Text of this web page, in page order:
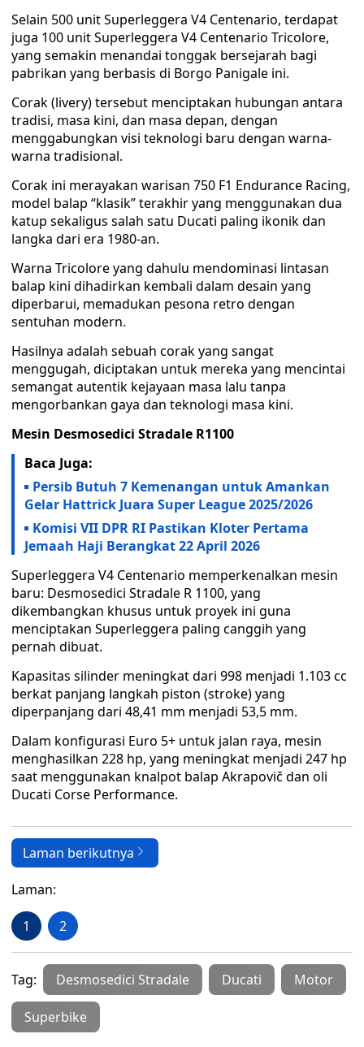
Selain 500 unit Superleggera V4 Centenario, terdapat
juga 100 unit Superleggera V4 Centenario Tricolore,
yang semakin menandai tonggak bersejarah bagi
pabrikan yang berbasis di Borgo Panigale ini.
Corak (livery) tersebut menciptakan hubungan antara
tradisi, masa kini, dan masa depan, dengan
menggabungkan visi teknologi baru dengan warna-
warna tradisional.
Corak ini merayakan warisan 750 F1 Endurance Racing,
model balap “klasik” terakhir yang menggunakan dua
katup sekaligus salah satu Ducati paling ikonik dan
langka dari era 1980-an.
Warna Tricolore yang dahulu mendominasi lintasan
balap kini dihadirkan kembali dalam desain yang
diperbarui, memadukan pesona retro dengan
sentuhan modern.
Hasilnya adalah sebuah corak yang sangat
menggugah, diciptakan untuk mereka yang mencintai
semangat autentik kejayaan masa lalu tanpa
mengorbankan gaya dan teknologi masa kini.
Mesin Desmosedici Stradale R1100
Baca Juga:
Persib Butuh 7 Kemenangan untuk Amankan
Gelar Hattrick Juara Super League 2025/2026
Komisi VII DPR RI Pastikan Kloter Pertama
Jemaah Haji Berangkat 22 April 2026
Superleggera V4 Centenario memperkenalkan mesin
baru: Desmosedici Stradale R 1100, yang
dikembangkan khusus untuk proyek ini guna
menciptakan Superleggera paling canggih yang
pernah dibuat.
Kapasitas silinder meningkat dari 998 menjadi 1.103 cc
berkat panjang langkah piston (stroke) yang
diperpanjang dari 48,41 mm menjadi 53,5 mm.
Dalam konfigurasi Euro 5+ untuk jalan raya, mesin
menghasilkan 228 hp, yang meningkat menjadi 247 hp
saat menggunakan knalpot balap Akrapovič dan oli
Ducati Corse Performance.
Laman berikutnya
Laman:
1 2
Tag: Desmosedici Stradale Ducati Motor
Superbike